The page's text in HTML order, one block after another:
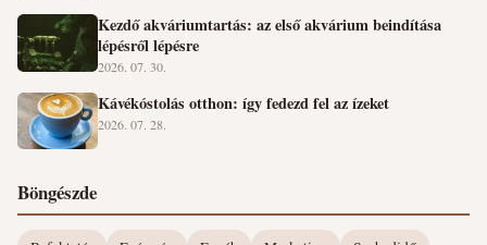
Kezdő akváriumtartás: az első akvárium beindítása
lépésről lépésre
2026. 07. 30.
Kávékóstolás otthon: így fedezd fel az ízeket
2026. 07. 28.
Böngészde